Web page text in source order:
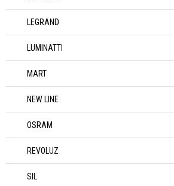
LEGRAND
LUMINATTI
MART
NEW LINE
OSRAM
REVOLUZ
SIL